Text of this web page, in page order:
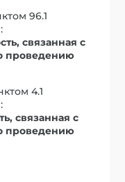
96.1
связанная с
проведению
4.1
связанная с
проведению